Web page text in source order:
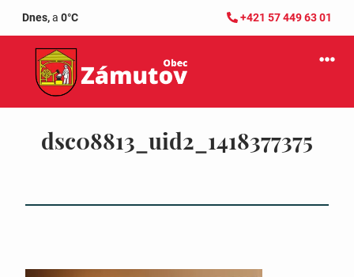
Dnes,a 0°C +421 57 449 63 01
dsc08813_uid2_1418377375